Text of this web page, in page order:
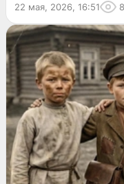
22 мая, 2026, 16:51 8